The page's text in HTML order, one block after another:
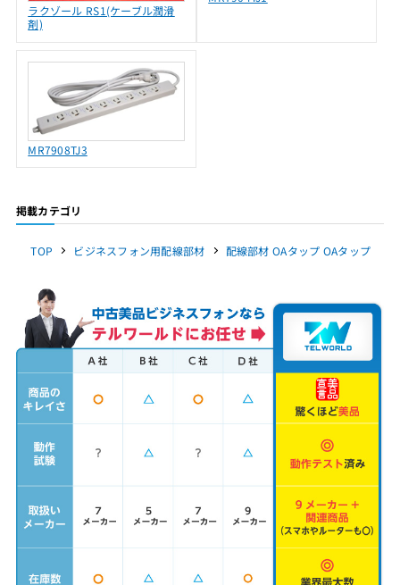
ラクゾール RS1(ケーブル潤滑
剤)
MR7908TJ3
掲載カテゴリ
TOP ビジネスフォン用配線部材 配線部材 OAタップ OAタップ